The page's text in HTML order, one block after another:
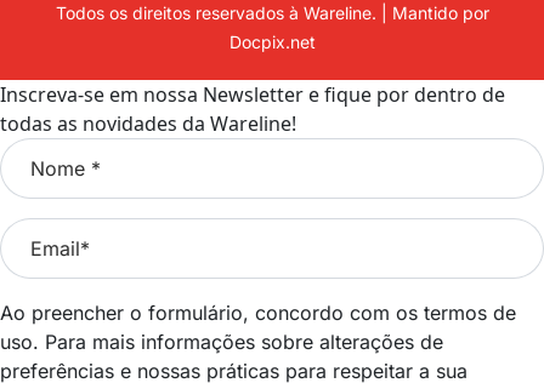
Todos os direitos reservados à Wareline. | Mantido por
Docpix.net
Inscreva-se em nossa Newsletter e fique por dentro de
todas as novidades da Wareline!
Ao preencher o formulário, concordo com os termos de
uso. Para mais informações sobre alterações de
preferências e nossas práticas para respeitar a sua